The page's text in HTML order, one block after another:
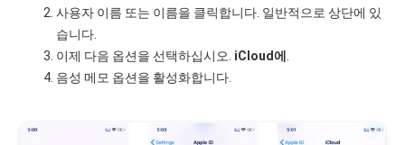
사용자 이름 또는 이름을 클릭합니다. 일반적으로 상단에 있
습니다.
이제 다음 옵션을 선택하십시오. iCloud에
음성 메모 옵션을 활성화합니다.